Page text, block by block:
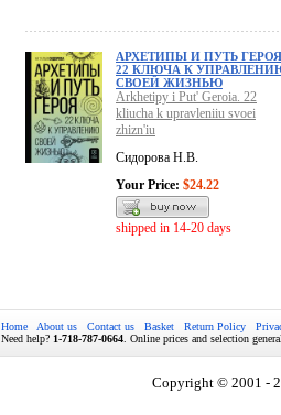
АРХЕТИПЫ И ПУТЬ
22 КЛЮЧА К
СВОЕЙ ЖИЗНЬЮ
Arkhetipy i Put' Geroia. 22
kliucha k upravleniiu svoei
zhizn'iu
Сидорова Н.В.
Your Price: $24.22
shipped in 14-20 days
Home About us Contact us Basket Return Policy
Need help? 1-718-787-0664 . Online prices and selection
Copyright © 2001 -